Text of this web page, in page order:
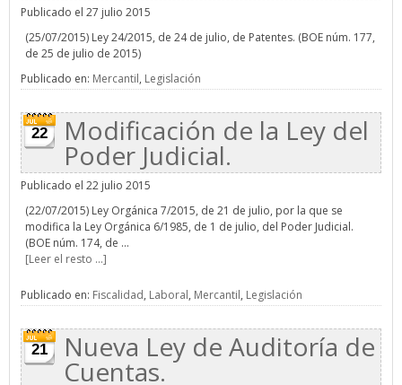
Publicado el 27 julio 2015
(25/07/2015) Ley 24/2015, de 24 de julio, de Patentes. (BOE núm. 177,
de 25 de julio de 2015)
Publicado en: Mercantil, Legislación
22 Modificación de la Ley del
Poder Judicial.
Publicado el 22 julio 2015
(22/07/2015) Ley Orgánica 7/2015, de 21 de julio, por la que se
modifica la Ley Orgánica 6/1985, de 1 de julio, del Poder Judicial.
(BOE núm. 174, de ...
[Leer el resto ...]
Publicado en: Fiscalidad, Laboral, Mercantil, Legislación
21 Nueva Ley de Auditoría de
Cuentas.